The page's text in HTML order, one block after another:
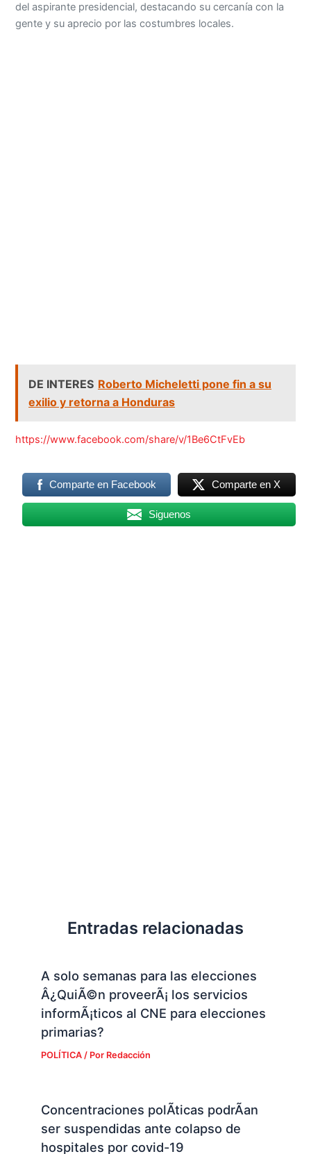
del aspirante presidencial, destacando su cercanía con la
gente y su aprecio por las costumbres locales.
DE INTERES Roberto Micheletti pone fin a su
exilio y retorna a Honduras
https://www.facebook.com/share/v/1Be6CtFvEb
Comparte en Facebook Comparte en X
Siguenos
Entradas relacionadas
A solo semanas para las elecciones
Â¿QuiÃ©n proveerÃ¡ los servicios
informÃ¡ticos al CNE para elecciones
primarias?
POLÍTICA/ Por Redacción
Concentraciones polÃ­ticas podrÃ­an
ser suspendidas ante colapso de
hospitales por covid-19